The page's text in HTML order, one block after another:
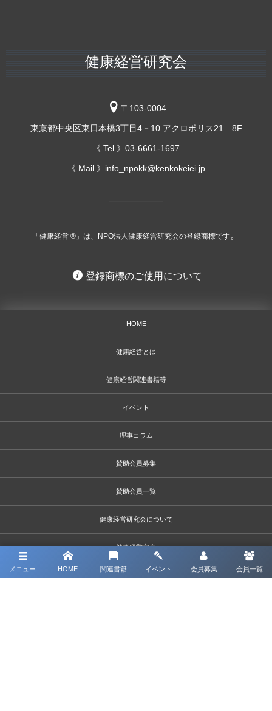
メニュー HOME 関連書籍 イベント 会員募集 会員一覧
健康経営研究会
〒103-0004
東京都中央区東日本橋3丁目4－10 アクロポリス21 8F
《 Tel 》03-6661-1697
《 Mail 》info_npokk@kenkokeiei.jp
「健康経営 ®」は、NPO法人健康経営研究会の登録商標です。
登録商標のご使用について
HOME
健康経営とは
健康経営関連書籍等
イベント
理事コラム
賛助会員募集
賛助会員一覧
健康経営研究会について
健康経営宣言
個人情報保護方針